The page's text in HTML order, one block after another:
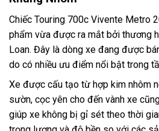
Chiếc Touring 700c Vivente Metro
phẩm vừa được ra mắt bởi thương
Loan. Đây là dòng xe đang được
do có nhiều ưu điểm nổi bật trong
Xe được cấu tạo từ hợp kim nhôm
sườn, cọc yên cho đến vành xe
giúp xe không bị gỉ sét theo thời